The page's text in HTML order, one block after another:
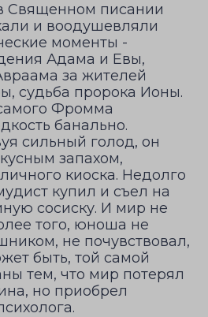
Священном писании
и воодушевляли
моменты -
Адама и Евы,
за жителей
судьба пророка Ионы.
Фромма
банально.
сильный голод, он
запахом,
киоска. Недолго
купил и съел на
сосиску. И мир не
того, юноша не
не почувствовал,
быть, той самой
тем, что мир потерял
но приобрел